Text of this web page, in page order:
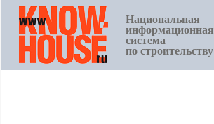
Национальная
информационная
система
по строительству